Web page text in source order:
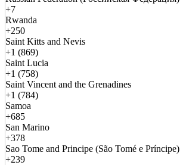
+7
Rwanda
+250
Saint Kitts and Nevis
+1 (869)
Saint Lucia
+1 (758)
Saint Vincent and the Grenadines
+1 (784)
Samoa
+685
San Marino
+378
Sao Tome and Principe (São Tomé e Príncipe)
+239